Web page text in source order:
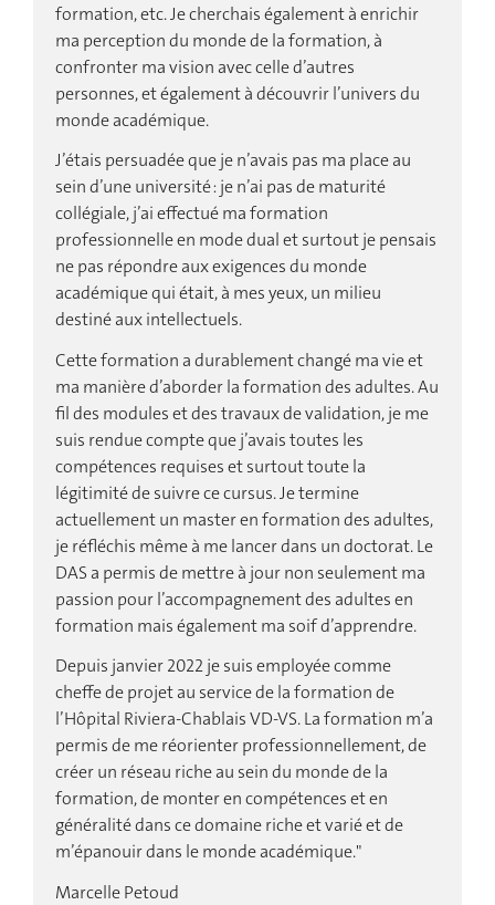
formation, etc. Je cherchais également à enrichir
ma perception du monde de la formation, à
confronter ma vision avec celle d’autres
personnes, et également à découvrir l’univers du
monde académique.
J’étais persuadée que je n’avais pas ma place au
sein d’une université : je n’ai pas de maturité
collégiale, j’ai effectué ma formation
professionnelle en mode dual et surtout je pensais
ne pas répondre aux exigences du monde
académique qui était, à mes yeux, un milieu
destiné aux intellectuels.
Cette formation a durablement changé ma vie et
ma manière d’aborder la formation des adultes. Au
fil des modules et des travaux de validation, je me
suis rendue compte que j’avais toutes les
compétences requises et surtout toute la
légitimité de suivre ce cursus. Je termine
actuellement un master en formation des adultes,
je réfléchis même à me lancer dans un doctorat. Le
DAS a permis de mettre à jour non seulement ma
passion pour l’accompagnement des adultes en
formation mais également ma soif d’apprendre.
Depuis janvier 2022 je suis employée comme
cheffe de projet au service de la formation de
l’Hôpital Riviera-Chablais VD-VS. La formation m’a
permis de me réorienter professionnellement, de
créer un réseau riche au sein du monde de la
formation, de monter en compétences et en
généralité dans ce domaine riche et varié et de
m’épanouir dans le monde académique."
Marcelle Petoud